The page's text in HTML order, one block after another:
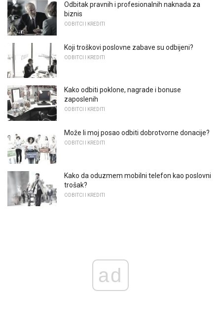
Odbitak pravnih i profesionalnih naknada za
biznis
ODBITCI I KREDITI
Koji troškovi poslovne zabave su odbijeni?
ODBITCI I KREDITI
Kako odbiti poklone, nagrade i bonuse
zaposlenih
ODBITCI I KREDITI
Može li moj posao odbiti dobrotvorne donacije?
ODBITCI I KREDITI
Kako da oduzmem mobilni telefon kao poslovni
trošak?
ODBITCI I KREDITI
ad